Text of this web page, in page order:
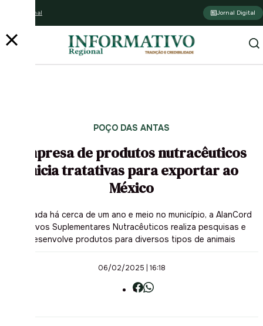
Assine o jornal Jornal Digital
POÇO DAS ANTAS
Empresa de produtos nutracêuticos
inicia tratativas para exportar ao
México
Instalada há cerca de um ano e meio no município, a AlanCord
Aditivos Suplementares Nutracêuticos realiza pesquisas e
desenvolve produtos para diversos tipos de animais
06/02/2025 | 16:18